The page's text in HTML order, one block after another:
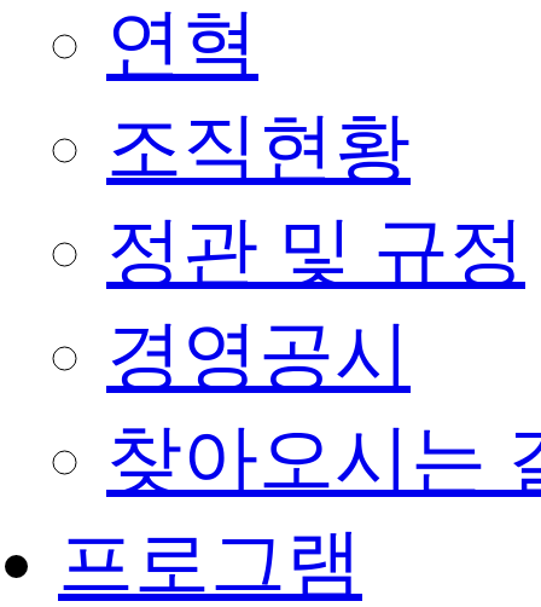
연혁
조직현황
정관 및 규정
경영공시
찾아오시는
프로그램